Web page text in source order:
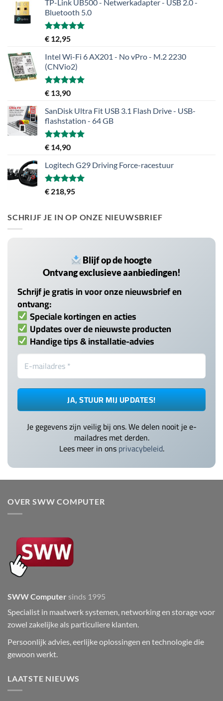
TP-Link UB500 - Netwerkadapter - USB 2.0 -
Bluetooth 5.0
Gewaardeerd
uit 5
€ 12,95
Intel Wi-Fi 6 AX201 - No vPro - M.2 2230
(CNVio2)
Gewaardeerd
uit 5
€ 13,90
SanDisk Ultra Fit USB 3.1 Flash Drive - USB-
flashstation - 64 GB
Gewaardeerd
uit 5
€ 14,90
Logitech G29 Driving Force-racestuur
Gewaardeerd
uit 5
€ 218,95
SCHRIJF JE IN OP ONZE NIEUWSBRIEF
Blijf op de hoogte
Ontvang exclusieve aanbiedingen!
Schrijf je gratis in voor onze nieuwsbrief en
ontvang:
Speciale kortingen en acties
Updates over de nieuwste producten
Handige tips & installatie-advies
Je gegevens zijn veilig bij ons. We delen nooit je e-
mailadres met derden.
Lees meer in onsprivacybeleid.
OVER SWW COMPUTER
SWW Computer sinds 1995
Specialist in maatwerk systemen, networking en storage voor
zowel zakelijke als particuliere klanten.
Persoonlijk advies, eerlijke oplossingen en technologie die
gewoon werkt.
LAATSTE NIEUWS